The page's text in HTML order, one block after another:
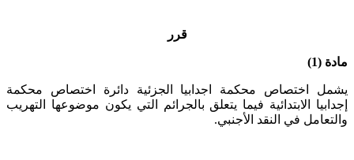
قرر
مادة (1)
يشمل اختصاص محكمة اجدابيا الجزئية دائرة اختصاص محكمة
إجدابيا الابتدائية فيما يتعلق بالجرائم التي يكون موضوعها التهريب
والتعامل في النقد الأجنبي.